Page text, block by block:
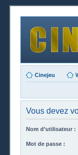
Cinejeu
Vous devez
Nom d’utilisateur :
Mot de passe :